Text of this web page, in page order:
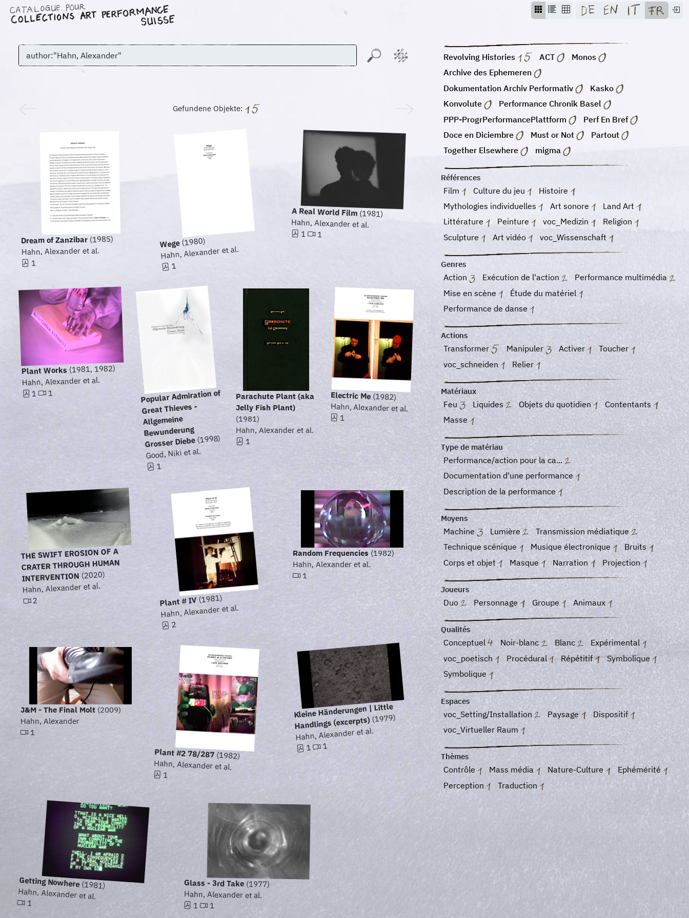
Gefundene Objekte:
Dream of Zanzibar (1985)
Hahn, Alexander et al.
1
Wege(1980)
Hahn, Alexander et al.
1
A Real World Film(1981)
Hahn, Alexander et al.
1 1
Plant Works (1981, 1982)
Hahn, Alexander et al.
1 1 Popular Admiration of
Great Thieves -
Allgemeine
Bewunderung
Grosser Diebe(1998)
Good, Niki et al.
1
Parachute Plant (aka
Jelly Fish Plant)
(1981)
Hahn, Alexander et al.
1
Electric Me (1982)
Hahn, Alexander et al.
1
THE SWIFT EROSION OF A
CRATER THROUGH HUMAN
INTERVENTION (2020)
Hahn, Alexander et al.
2 Plant # IV(1981)
Hahn, Alexander et al.
2
Random Frequencies (1982)
Hahn, Alexander et al.
1
J&M - The Final Molt (2009)
Hahn, Alexander
1
Plant #2 78/287(1982)
Hahn, Alexander et al.
1
Kleine Händerungen | Little
Handlings (excerpts)(1979)
Hahn, Alexander et al.
1 1
Getting Nowhere(1981)
Hahn, Alexander et al.
1
Glass - 3rd Take (1977)
Hahn, Alexander et al.
1 1
Revolving Histories ACT
Monos
Archive des Ephemeren
Dokumentation Archiv Performativ
Kasko
Konvolute
Performance Chronik Basel
PPP-ProgrPerformancePlattform
Perf En Bref
Doce en Diciembre
Must or Not
Partout
Together Elsewhere
migma
Références
Film Culture du jeu
Histoire
Mythologies individuelles
Art sonore
Land Art
Littérature
Peinture voc_Medizin
Religion
Sculpture
Art vidéo voc_Wissenschaft
Genres
Action Exécution de l'action
Performance multimédia
Mise en scène
Étude du matériel
Performance de danse
Actions
Transformer Manipuler Activer
Toucher
voc_schneiden
Relier
Matériaux
Feu Liquides Objets du quotidien
Contentants
Masse
Type de matériau
Performance/action pour la ca...
Documentation d'une performance
Description de la performance
Moyens
Machine Lumière
Transmission médiatique
Technique scénique
Musique électronique
Bruits
Corps et objet
Masque Narration Projection
Joueurs
Duo Personnage Groupe Animaux
Qualités
Conceptuel Noir-blanc Blanc
Expérimental
voc_poetisch
Procédural Répétitif
Symbolique
Symbolique
Espaces
voc_Setting/Installation Paysage
Dispositif
voc_Virtueller Raum
Thèmes
Contrôle Mass média Nature-Culture
Ephémérité
Perception
Traduction